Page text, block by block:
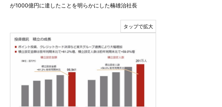
が1000億円に達したことを明らかにした楠雄治社長